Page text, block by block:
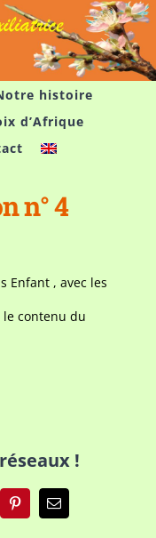
histoire
d’Afrique
n° 4
Enfant , avec les
contenu du
!
PinterestEmail